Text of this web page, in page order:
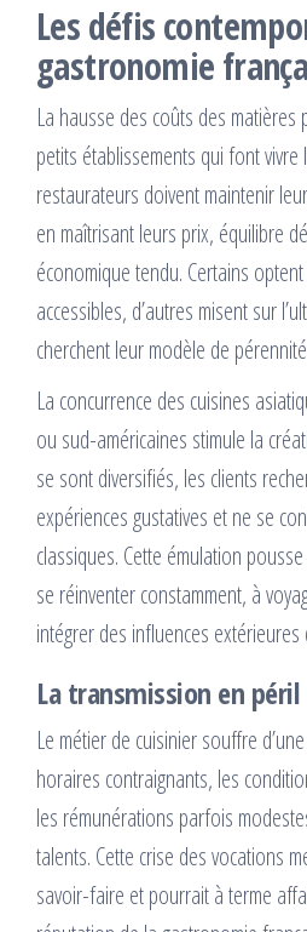
Les défis
gastronomie
La hausse des coûts des matières
petits établissements qui font vivre
restaurateurs doivent maintenir
en maîtrisant leurs prix, équilibre
économique tendu. Certains
accessibles, d’autres misent sur
cherchent leur modèle de
La concurrence des cuisines
ou sud-américaines stimule la
se sont diversifiés, les clients
expériences gustatives et ne se
classiques. Cette émulation
se réinventer constamment, à
intégrer des influences extérieures
La transmission en péril
Le métier de cuisinier souffre
horaires contraignants, les
les rémunérations parfois
talents. Cette crise des vocations
savoir-faire et pourrait à terme